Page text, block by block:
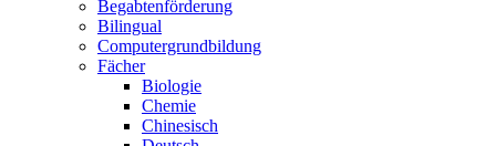
Begabtenförderung
Bilingual
Computergrundbildung
Fächer
Biologie
Chemie
Chinesisch